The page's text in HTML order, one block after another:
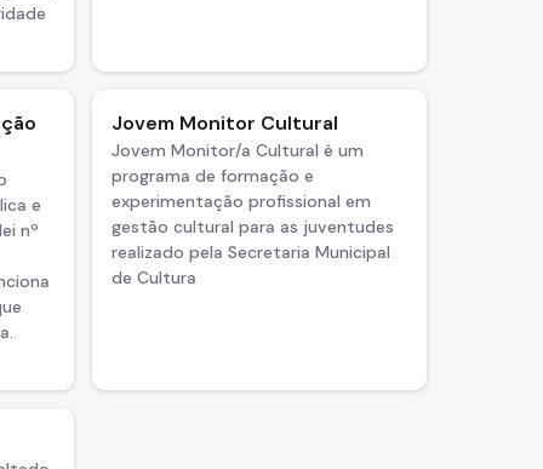
e
nº
Jovem Monitor Cultural
Jovem Monitor/a Cultural é um
programa de formação e
experimentação profissional em
gestão cultural para as juventudes
realizado pela Secretaria Municipal
de Cultura